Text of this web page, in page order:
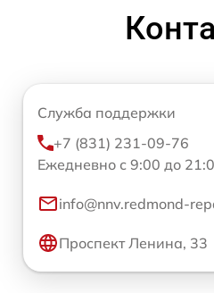
Служба поддержки
+7 (831) 231-09-76
Ежедневно с 9:00 до
info@nnv.redmond-
Проспект Ленина, 33